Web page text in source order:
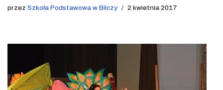
przez Szkoła Podstawowa w Bilczy 2 kwietnia 2017